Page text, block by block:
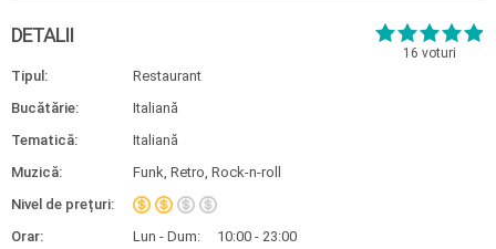
16 voturi
DETALII
Tipul:
Restaurant
Bucătărie:
Italiană
Tematică:
Italiană
Muzică:
Funk, Retro, Rock-n-roll
Nivel de prețuri:
Orar:
Lun - Dum: 10:00 - 23:00